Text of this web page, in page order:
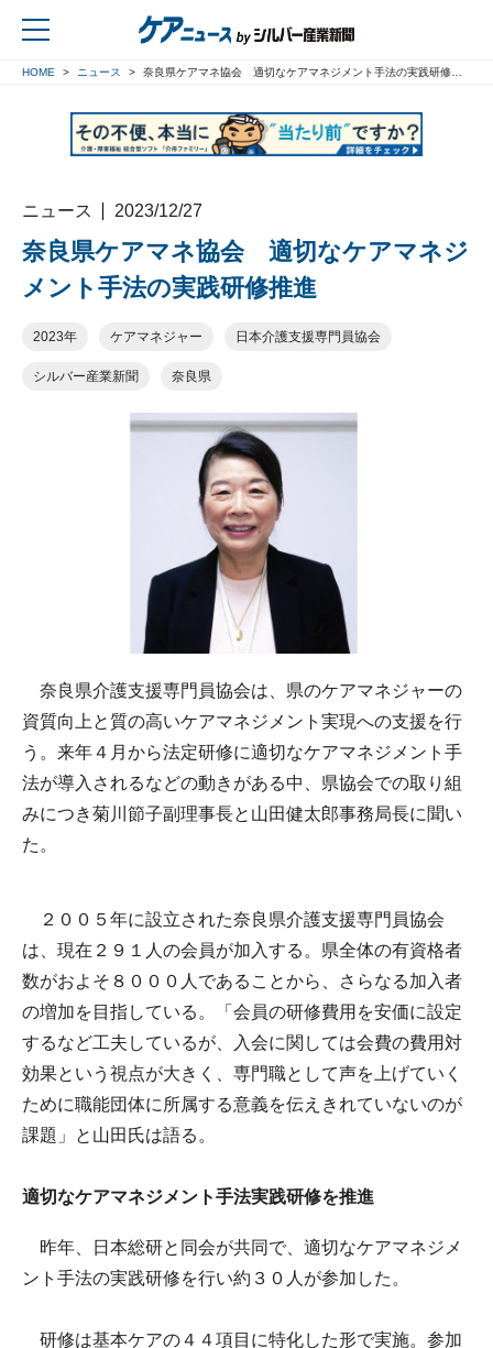
HOME ニュース 奈良県ケアマネ協会 適切なケアマネジメント手法の実践研修推進
ニュース 2023/12/27
奈良県ケアマネ協会 適切なケアマネジ
メント手法の実践研修推進
2023年 ケアマネジャー 日本介護支援専門員協会
シルバー産業新聞 奈良県
奈良県介護支援専門員協会は、県のケアマネジャーの
資質向上と質の高いケアマネジメント実現への支援を行
う。来年４月から法定研修に適切なケアマネジメント手
法が導入されるなどの動きがある中、県協会での取り組
みにつき菊川節子副理事長と山田健太郎事務局長に聞い
た。
２００５年に設立された奈良県介護支援専門員協会
は、現在２９１人の会員が加入する。県全体の有資格者
数がおよそ８０００人であることから、さらなる加入者
の増加を目指している。「会員の研修費用を安価に設定
するなど工夫しているが、入会に関しては会費の費用対
効果という視点が大きく、専門職として声を上げていく
ために職能団体に所属する意義を伝えきれていないのが
課題」と山田氏は語る。
適切なケアマネジメント手法実践研修を推進
昨年、日本総研と同会が共同で、適切なケアマネジメ
ント手法の実践研修を行い約３０人が参加した。
研修は基本ケアの４４項目に特化した形で実施。参加